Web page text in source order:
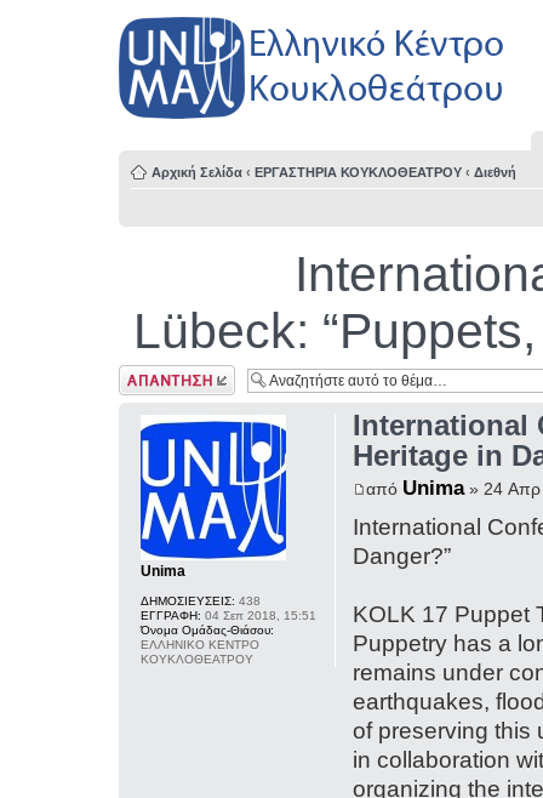
Αρχική Σελίδα ‹ ΕΡΓΑΣΤΗΡΙΑ ΚΟΥΚΛΟΘΕΑΤΡΟΥ ‹ Διεθνή
Lübeck:
Δημιουργία
απάντησης
International
Heritage in
από Unima» 24 Απρ
International
Danger?”
KOLK 17 Puppet
Puppetry has a
remains under
earthquakes,
of preserving this
in collaboration
organizing the
Unima
ΔΗΜΟΣΙΕΥΣΕΙΣ: 438
ΕΓΓΡΑΦΗ: 04 Σεπ 2018, 15:51
Όνομα Ομάδας-Θιάσου:
ΕΛΛΗΝΙΚΟ ΚΕΝΤΡΟ
ΚΟΥΚΛΟΘΕΑΤΡΟΥ